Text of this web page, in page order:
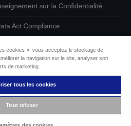
sur la Confidentialité
Act Compliance
sur les cookies
d’Epson pour l’accessibilité
© 2026 Seiko Epson
cookies », vous acceptez le stockage de
la navigation sur le site, analyser son
de marketing.
tous les cookies
Tout refuser